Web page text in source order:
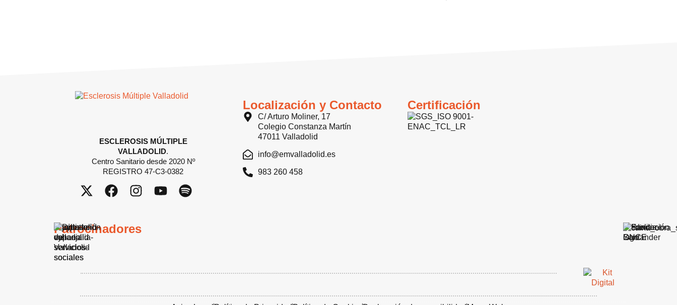
ESCLEROSIS MÚLTIPLE
VALLADOLID.
Centro Sanitario desde 2020 Nº
REGISTRO 47-C3-0382
Localización y Contacto
C/ Arturo Moliner, 17
Colegio Constanza Martín
47011 Valladolid
info@emvalladolid.es
983 260 458
Certificación
Patrocinadores